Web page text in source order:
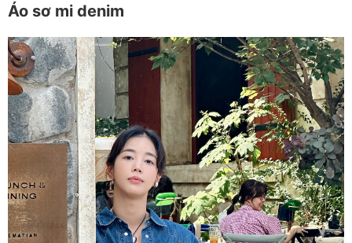
Áo sơ mi denim